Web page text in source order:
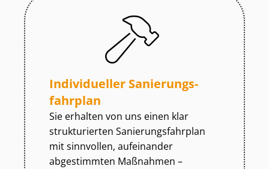
Individueller Sa­nie­rungs­
fahr­plan
Sie erhalten von uns einen klar
strukturierten Sa­nie­rungs­fahr­plan
mit sinnvollen, aufeinander
abgestimmten Maßnahmen –